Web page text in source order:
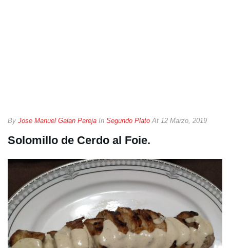
By Jose Manuel Galan Pareja In Segundo Plato At 12 Marzo, 2019
Solomillo de Cerdo al Foie.